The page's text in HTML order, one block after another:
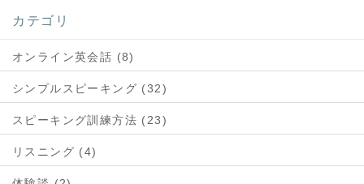
カテゴリ
オンライン英会話 (8)
シンプルスピーキング (32)
スピーキング訓練方法 (23)
リスニング (4)